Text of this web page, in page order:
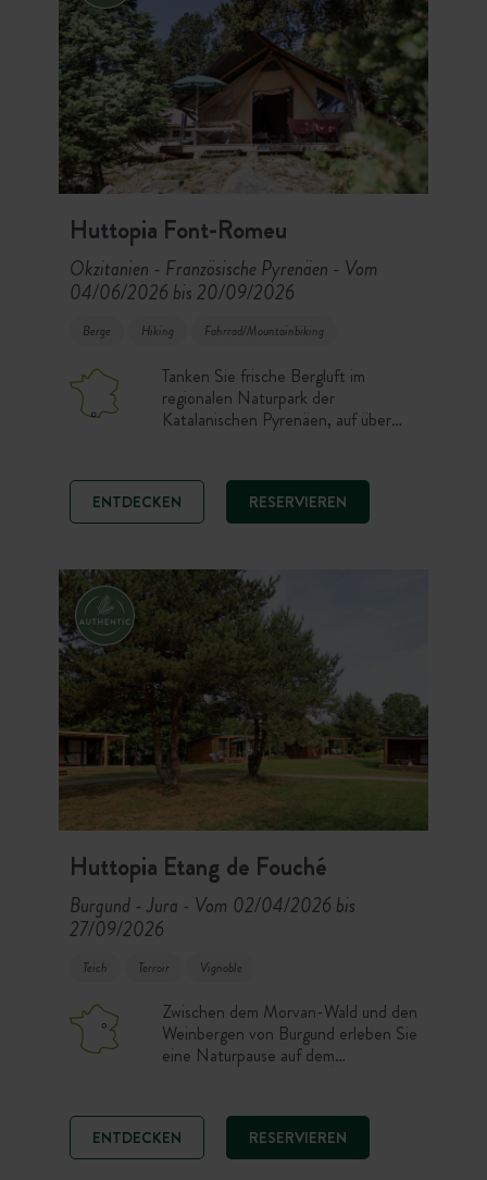
Huttopia Font-Romeu
Okzitanien - Französische Pyrenäen - Vom
04/06/2026 bis 20/09/2026
Berge Hiking Fahrrad/Mountainbiking
Tanken Sie frische Bergluft im
regionalen Naturpark der
Katalanischen Pyrenäen, auf über
außergewöhnliche Aussicht auf das
Pyrenäenmassiv. Begeben Sie sich
auf Wanderungen oder
Landschaften, Seen und Berge zu
entdecken.
ENTDECKEN RESERVIEREN
Huttopia Etang de Fouché
Burgund - Jura - Vom 02/04/2026 bis
27/09/2026
Teich Terroir Vignoble
Zwischen dem Morvan-Wald und den
Weinbergen von Burgund erleben Sie
eine Naturpause auf dem
und Campingstellplätze heißen Sie in
einer ruhigen ländlichen Umgebung
willkommen. Hier bestimmen
ENTDECKEN RESERVIEREN